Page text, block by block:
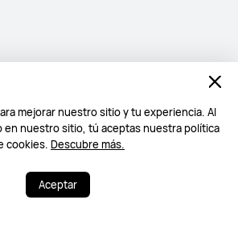
mejorar nuestro sitio y tu experiencia. Al
en nuestro sitio, tú aceptas nuestra política
cookies. Descubre más.
Aceptar
Ltd. All rights reserved.